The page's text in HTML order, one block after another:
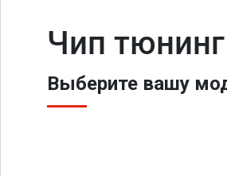
Чип
Выберите вашу